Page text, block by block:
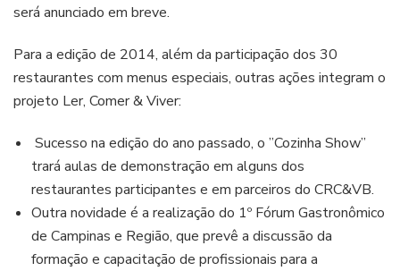
será anunciado em breve.
Para a edição de 2014, além da participação dos 30
restaurantes com menus especiais, outras ações integram o
projeto Ler, Comer & Viver:
Sucesso na edição do ano passado, o ”Cozinha Show”
trará aulas de demonstração em alguns dos
restaurantes participantes e em parceiros do CRC&VB.
Outra novidade é a realização do 1º Fórum Gastronômico
de Campinas e Região, que prevê a discussão da
formação e capacitação de profissionais para a